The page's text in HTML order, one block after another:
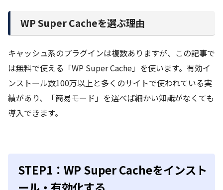
WP Super Cacheを選ぶ理由
キャッシュ系のプラグインは複数ありますが、この記事で
は無料で使える「WP Super Cache」を使います。有効イ
ンストール数100万以上と多くのサイトで使われている実
績があり、「簡易モード」を選べば細かい知識がなくても
導入できます。
STEP1：WP Super Cacheをインスト